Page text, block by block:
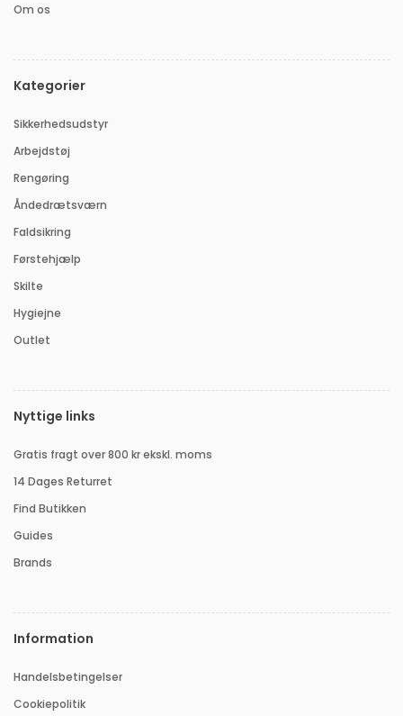
Om os
Kategorier
Sikkerhedsudstyr
Arbejdstøj
Rengøring
Åndedrætsværn
Faldsikring
Førstehjælp
Skilte
Hygiejne
Outlet
Nyttige links
Gratis fragt over 800 kr ekskl. moms
14 Dages Returret
Find Butikken
Guides
Brands
Information
Handelsbetingelser
Cookiepolitik